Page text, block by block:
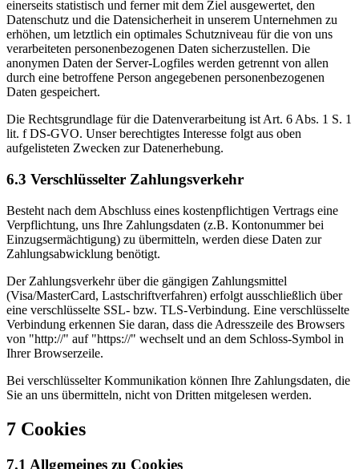
einerseits statistisch und ferner mit dem Ziel ausgewertet, den
Datenschutz und die Datensicherheit in unserem Unternehmen zu
erhöhen, um letztlich ein optimales Schutzniveau für die von uns
verarbeiteten personenbezogenen Daten sicherzustellen. Die
anonymen Daten der Server-Logfiles werden getrennt von allen
durch eine betroffene Person angegebenen personenbezogenen
Daten gespeichert.
Die Rechtsgrundlage für die Datenverarbeitung ist Art. 6 Abs. 1 S. 1
lit. f DS-GVO. Unser berechtigtes Interesse folgt aus oben
aufgelisteten Zwecken zur Datenerhebung.
6.3 Verschlüsselter Zahlungsverkehr
Besteht nach dem Abschluss eines kostenpflichtigen Vertrags eine
Verpflichtung, uns Ihre Zahlungsdaten (z.B. Kontonummer bei
Einzugsermächtigung) zu übermitteln, werden diese Daten zur
Zahlungsabwicklung benötigt.
Der Zahlungsverkehr über die gängigen Zahlungsmittel
(Visa/MasterCard, Lastschriftverfahren) erfolgt ausschließlich über
eine verschlüsselte SSL- bzw. TLS-Verbindung. Eine verschlüsselte
Verbindung erkennen Sie daran, dass die Adresszeile des Browsers
von "http://" auf "https://" wechselt und an dem Schloss-Symbol in
Ihrer Browserzeile.
Bei verschlüsselter Kommunikation können Ihre Zahlungsdaten, die
Sie an uns übermitteln, nicht von Dritten mitgelesen werden.
7 Cookies
7.1 Allgemeines zu Cookies